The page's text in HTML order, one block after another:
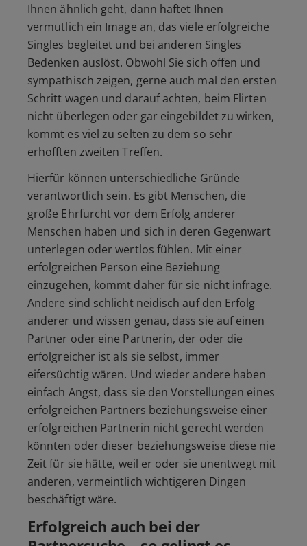
Ihnen ähnlich geht, dann haftet Ihnen
vermutlich ein Image an, das viele erfolgreiche
Singles begleitet und bei anderen Singles
Bedenken auslöst. Obwohl Sie sich offen und
sympathisch zeigen, gerne auch mal den ersten
Schritt wagen und darauf achten, beim Flirten
nicht überlegen oder gar eingebildet zu wirken,
kommt es viel zu selten zu dem so sehr
erhofften zweiten Treffen.
Hierfür können unterschiedliche Gründe
verantwortlich sein. Es gibt Menschen, die
große Ehrfurcht vor dem Erfolg anderer
Menschen haben und sich in deren Gegenwart
unterlegen oder wertlos fühlen. Mit einer
erfolgreichen Person eine Beziehung
einzugehen, kommt daher für sie nicht infrage.
Andere sind schlicht neidisch auf den Erfolg
anderer und wissen genau, dass sie auf einen
Partner oder eine Partnerin, der oder die
erfolgreicher ist als sie selbst, immer
eifersüchtig wären. Und wieder andere haben
einfach Angst, dass sie den Vorstellungen eines
erfolgreichen Partners beziehungsweise einer
erfolgreichen Partnerin nicht gerecht werden
könnten oder dieser beziehungsweise diese nie
Zeit für sie hätte, weil er oder sie unentwegt mit
anderen, vermeintlich wichtigeren Dingen
beschäftigt wäre.
Erfolgreich auch bei der